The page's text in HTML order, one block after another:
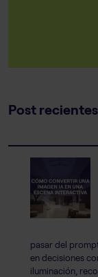
Post recientes
pasar del
en decisiones
iluminación,